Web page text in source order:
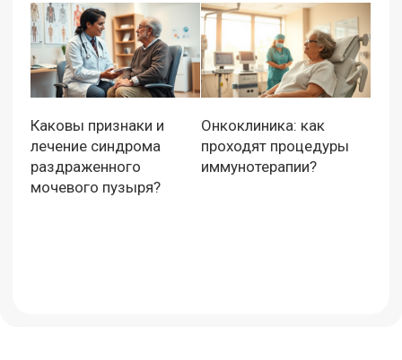
Каковы признаки и
лечение синдрома
раздраженного
мочевого пузыря?
Онкоклиника: как
проходят процедуры
иммунотерапии?